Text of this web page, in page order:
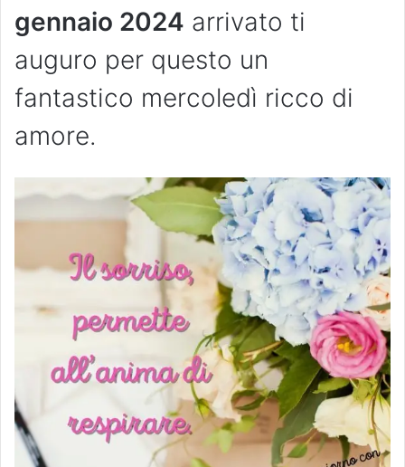
gennaio 2024 arrivato ti
auguro per questo un
fantastico mercoledì ricco di
amore.